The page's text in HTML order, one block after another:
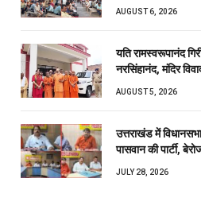
AUGUST 6, 2026
यति रामस्वरूपानंद
नरसिंहानंद, मंदिर
AUGUST 5, 2026
उत्तराखंड में
पासवान की पार्टी,
JULY 28, 2026